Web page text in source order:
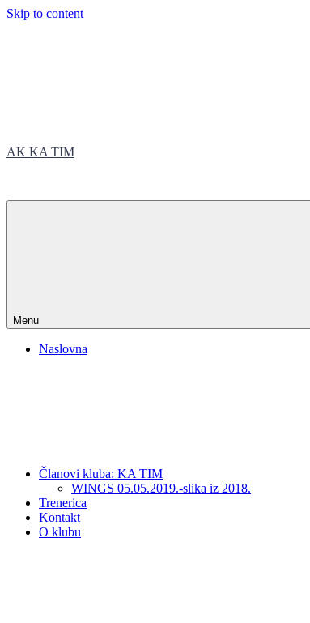
Skip to content
AK KA TIM
Menu
Naslovna
Članovi kluba: KA TIM
WINGS 05.05.2019.-slika iz 2018.
Trenerica
Kontakt
O klubu